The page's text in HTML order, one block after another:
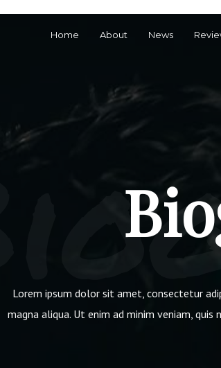
Home About News
Lorem ipsum dolor sit amet, consectetur
magna aliqua. Ut enim ad minim veniam,